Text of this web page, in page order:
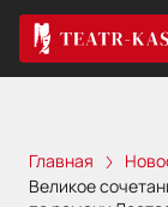
Главная
Великое